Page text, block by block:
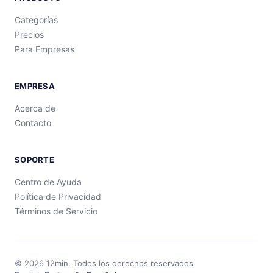
Categorías
Precios
Para Empresas
EMPRESA
Acerca de
Contacto
SOPORTE
Centro de Ayuda
Política de Privacidad
Términos de Servicio
© 2026 12min. Todos los derechos reservados.